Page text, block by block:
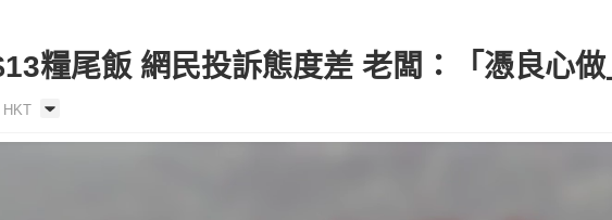
糧尾飯 網民投訴態度差 老闆：「憑良心做
HKT